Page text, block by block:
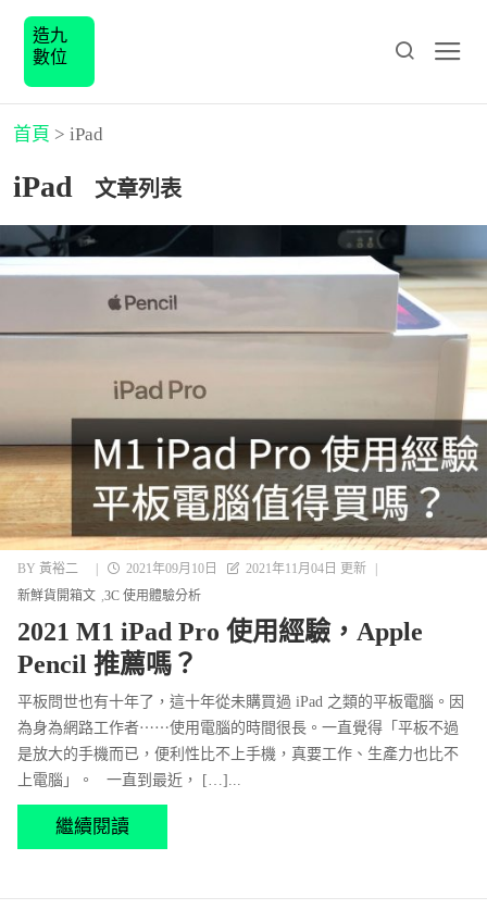
造九
數位
首頁 > iPad
iPad 文章列表
BY 黃裕二 | 2021年09月10日 2021年11月04日 更新
|
新鮮貨開箱文 3C 使用體驗分析
2021 M1 iPad Pro 使用經驗，Apple
Pencil 推薦嗎？
平板問世也有十年了，這十年從未購買過 iPad 之類的平板電腦。因
為身為網路工作者⋯⋯使用電腦的時間很長。一直覺得「平板不過
是放大的手機而已，便利性比不上手機，真要工作、生產力也比不
上電腦」。 一直到最近， […]...
繼續閱讀